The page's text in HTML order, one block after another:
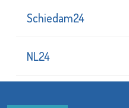
Schiedam24
NL24